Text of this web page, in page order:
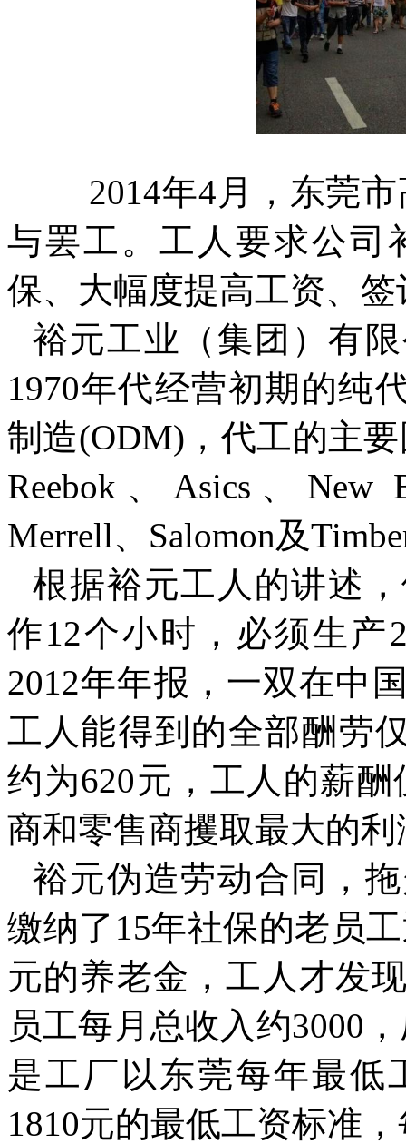
2014年4 月，东莞
与罢工。工人要求公司
保、大幅度提高工资、
裕元工业（集团）有
1970年代经营初期的纯
制造(ODM) ，代工的主
Reebok 、 Asics 、 New
Merrell、 Salomon及
根据裕元工人的讲述
作12个小时，必须生产
2012年年报，一双在中
工人能得到的全部酬劳
约为620元，工人的薪酬
商和零售商攫取最大的利
裕元伪造劳动合同，
缴纳了 15年社保的老员
元的养老金，工人才发
员工每月总收入约3000
是工厂以东莞每年最低
1810元的最低工资标准